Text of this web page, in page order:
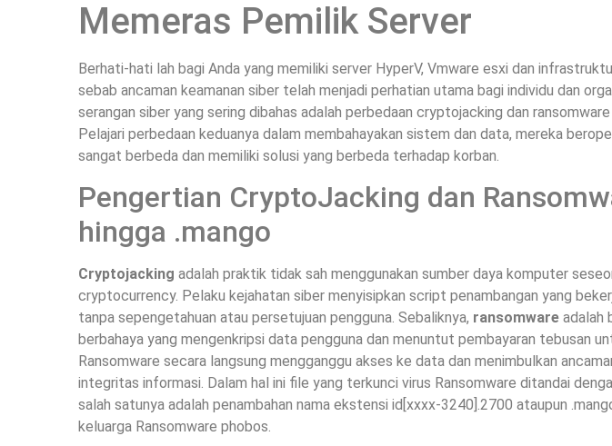
Memeras Pemilik Server
Berhati-hati lah bagi Anda yang memiliki server HyperV, Vmware esxi dan
sebab ancaman keamanan siber telah menjadi perhatian utama bagi individu dan
serangan siber yang sering dibahas adalah perbedaan cryptojacking dan
Pelajari perbedaan keduanya dalam membahayakan sistem dan data, mereka
sangat berbeda dan memiliki solusi yang berbeda terhadap korban.
Pengertian CryptoJacking dan
hingga .mango
Cryptojacking adalah praktik tidak sah menggunakan sumber daya komputer
cryptocurrency. Pelaku kejahatan siber menyisipkan script penambangan yang
tanpa sepengetahuan atau persetujuan pengguna. Sebaliknya, ransomware adalah
berbahaya yang mengenkripsi data pengguna dan menuntut pembayaran tebusan
Ransomware secara langsung mengganggu akses ke data dan menimbulkan
integritas informasi. Dalam hal ini file yang terkunci virus Ransomware ditandai
salah satunya adalah penambahan nama ekstensi id[xxxx-3240].2700 ataupun
keluarga Ransomware phobos.